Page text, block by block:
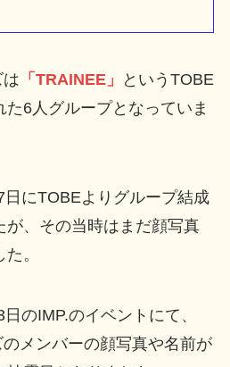
「TRAINEE」
というTOBE
6人グループとなっていま
日にTOBEよりグループ結成
が、その当時はまだ顔写真
。
のIMP.のイベントにて、
メンバーの顔写真や名前が